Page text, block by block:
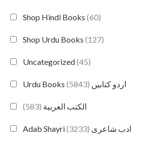
Shop Hindi Books (60)
Shop Urdu Books (127)
Uncategorized(45)
Urdu Books اردو کتابیں (5843)
الكتب العربية (583)
Adab Shayri ادب شاعری (3233)